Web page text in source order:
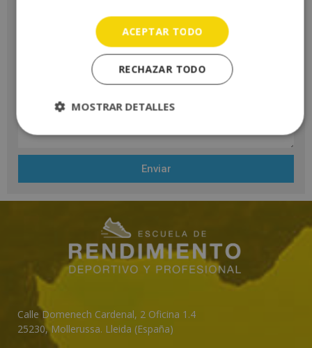
Enviar
t
i
Calle Domenech Cardenal, 2 Oficina 1.4
25230, Mollerussa. Lleida (España)
ACEPTAR TODO
RECHAZAR TODO
MOSTRAR DETALLES